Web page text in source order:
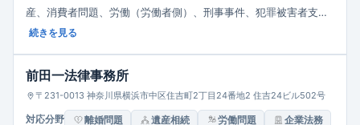
産、消費者問題、労働（労働者側）、刑事事件、犯罪被害者支援
まで幅広く対応。法テラス契約により低所得者支援可。初回30分
の日のうちに」をモットーに迅速な解決を目指す地域密着型事務
続きを見る
前田一法律事務所
〒231-0013 神奈川県横浜市中区住吉町2丁目24番地2 住吉24ビル502号
対応分野 離婚問題 遺産相続 労働問題
企業法務